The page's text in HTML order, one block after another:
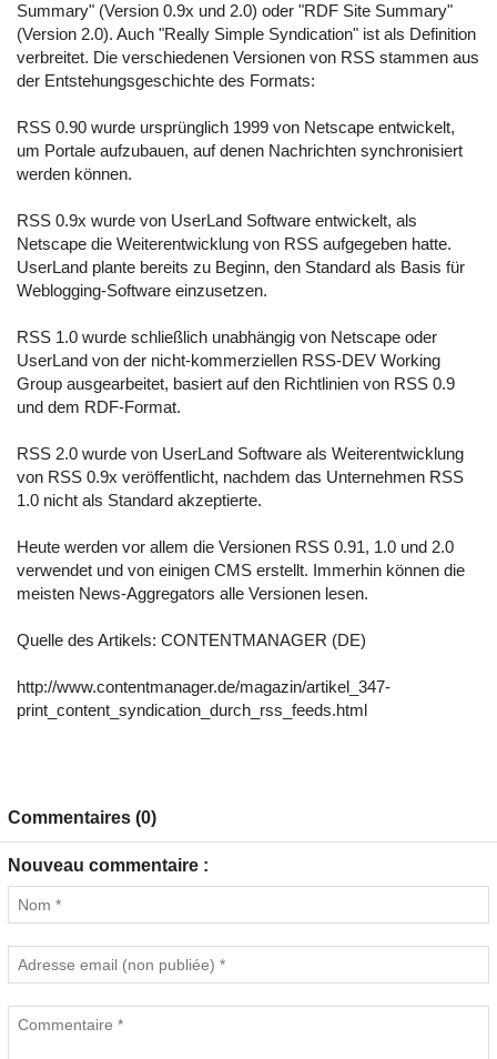
Summary" (Version 0.9x und 2.0) oder "RDF Site Summary"
(Version 2.0). Auch "Really Simple Syndication" ist als Definition
verbreitet. Die verschiedenen Versionen von RSS stammen aus
der Entstehungsgeschichte des Formats:
RSS 0.90 wurde ursprünglich 1999 von Netscape entwickelt,
um Portale aufzubauen, auf denen Nachrichten synchronisiert
werden können.
RSS 0.9x wurde von UserLand Software entwickelt, als
Netscape die Weiterentwicklung von RSS aufgegeben hatte.
UserLand plante bereits zu Beginn, den Standard als Basis für
Weblogging-Software einzusetzen.
RSS 1.0 wurde schließlich unabhängig von Netscape oder
UserLand von der nicht-kommerziellen RSS-DEV Working
Group ausgearbeitet, basiert auf den Richtlinien von RSS 0.9
und dem RDF-Format.
RSS 2.0 wurde von UserLand Software als Weiterentwicklung
von RSS 0.9x veröffentlicht, nachdem das Unternehmen RSS
1.0 nicht als Standard akzeptierte.
Heute werden vor allem die Versionen RSS 0.91, 1.0 und 2.0
verwendet und von einigen CMS erstellt. Immerhin können die
meisten News-Aggregators alle Versionen lesen.
Quelle des Artikels: CONTENTMANAGER (DE)
http://www.contentmanager.de/magazin/artikel_347-
print_content_syndication_durch_rss_feeds.html
Commentaires (0)
Nouveau commentaire :